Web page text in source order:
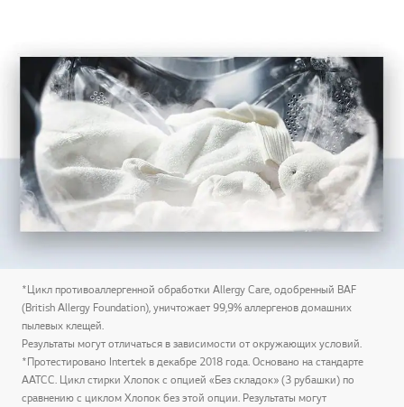
*Цикл противоаллергенной обработки Allergy Care, одобренный BAF
(British Allergy Foundation), уничтожает 99,9% аллергенов домашних
пылевых клещей.
Результаты могут отличаться в зависимости от окружающих условий.
*Протестировано Intertek в декабре 2018 года. Основано на стандарте
AATCC. Цикл стирки Хлопок с опцией «Без складок» (3 рубашки) по
сравнению с циклом Хлопок без этой опции. Результаты могут